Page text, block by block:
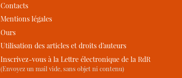
Contacts
Mentions légales
Ours
Utilisation des articles et droits d’auteurs
Inscrivez-vous à la Lettre électronique de la RdR
(Envoyez un mail vide, sans objet ni contenu)